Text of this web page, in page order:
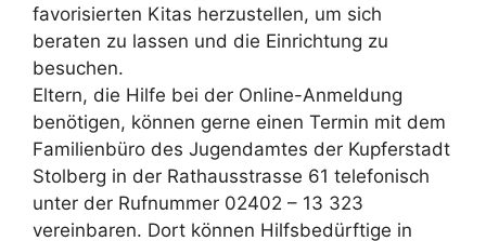
favorisierten Kitas herzustellen, um sich
beraten zu lassen und die Einrichtung zu
besuchen.
Eltern, die Hilfe bei der Online-Anmeldung
benötigen, können gerne einen Termin mit dem
Familienbüro des Jugendamtes der Kupferstadt
Stolberg in der Rathausstrasse 61 telefonisch
unter der Rufnummer 02402 – 13 323
vereinbaren. Dort können Hilfsbedürftige in